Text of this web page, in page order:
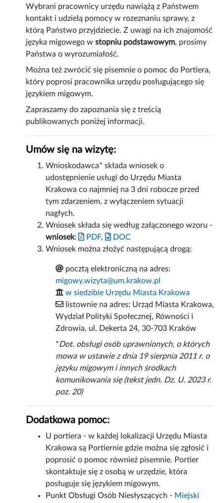
Wybrani pracownicy urzędu nawiążą z Państwem
kontakt i udzielą pomocy w rozeznaniu sprawy, z
którą Państwo przyjdziecie. Z uwagi na ich znajomość
języka migowego wstopniu podstawowym, prosimy
Państwa o wyrozumiałość.
Można też zwrócić się pisemnie o pomoc do Portiera,
który poprosi pracownika urzędu posługującego się
językiem migowym.
Zapraszamy do zapoznania się z treścią
publikowanych poniżej informacji.
Umów się na wizytę:
Wnioskodawca* składa wniosek o
udostępnienie usługi do Urzędu Miasta
Krakowa co najmniej na 3 dni robocze przed
tym zdarzeniem, z wyłączeniem sytuacji
nagłych.
Wniosek składa się według załączonego wzoru -
wniosek: PDF,
DOC
Wniosek można złożyć następującą drogą:
pocztą elektroniczną na adres:
migowy.wizyta@um.krakow.pl
w siedzibie Urzędu Miasta Krakowa
listownie na adres: Urząd Miasta Krakowa,
Wydział Polityki Społecznej, Równości i
Zdrowia, ul. Dekerta 24, 30-703 Kraków
*Dot. obsługi osób uprawnionych, o których
mowa w ustawie z dnia 19 sierpnia 2011 r. o
języku migowym i innych środkach
komunikowania się (tekst jedn. Dz. U. 2023 r.
poz. 20)
Dodatkowa pomoc:
U portiera - w każdej lokalizacji Urzędu Miasta
Krakowa są Portiernie gdzie można się zgłosić i
poprosić o pomoc również pisemnie. Portier
skontaktuje się z osobą w urzędzie, która
posługuje się językiem migowym.
Punkt Obsługi Osób Niesłyszących - Miejski